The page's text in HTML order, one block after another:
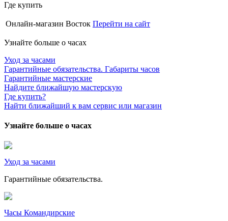
Где купить
Онлайн-магазин Восток Перейти на сайт
Узнайте больше о часах
Уход за часами
Гарантийные обязательства. Габариты часов
Гарантийные мастерские
Найдите ближайшую мастерскую
Где купить?
Найти ближайший к вам сервис или магазин
Узнайте больше о часах
Уход за часами
Гарантийные обязательства.
Часы Командирские